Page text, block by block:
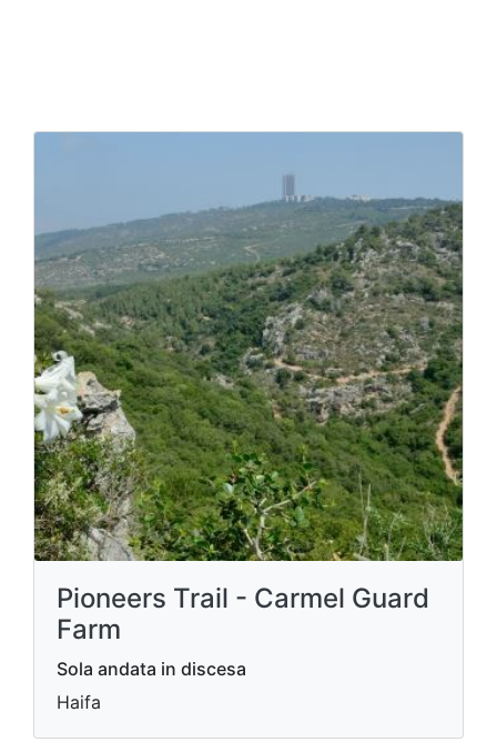
Pioneers Trail - Carmel Guard
Farm
Sola andata in discesa
Haifa